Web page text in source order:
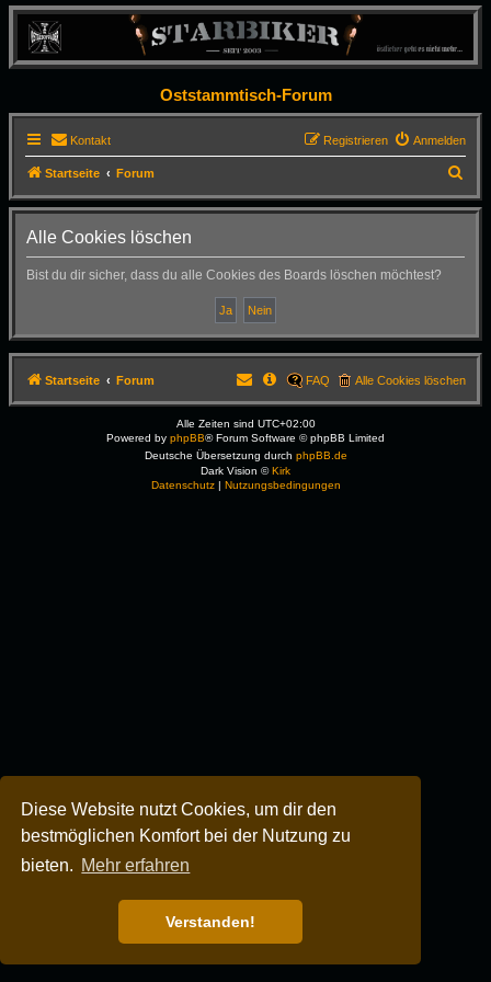
Diese Website nutzt Cookies, um dir den
bestmöglichen Komfort bei der Nutzung zu
bieten. Mehr erfahren
Verstanden!
Oststammtisch-Forum
Kontakt Anmelden
Registrieren
Startseite Forum
u
Alle Cookies löschen
Bist du dir sicher, dass du alle Cookies des Boards löschen möchtest?
Startseite Forum Alle Cookies löschen
FAQ
Alle Zeiten sind UTC+02:00
Powered by phpBB® Forum Software © phpBB Limited
Deutsche Übersetzung durch phpBB.de
Dark Vision ©Kirk
Datenschutz| Nutzungsbedingungen